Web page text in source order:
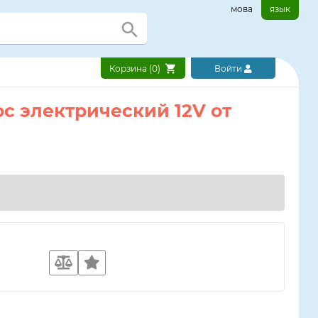
мова язык
Корзина (0) Войти
электрический 12V от